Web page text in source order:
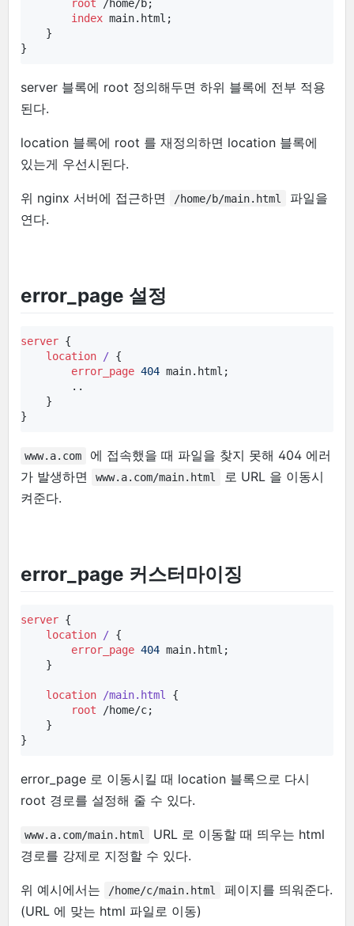
root /home/b;
index main.html;
    }
}
server 블록에 root 정의해두면 하위 블록에 전부 적용
된다.
location 블록에 root 를 재정의하면 location 블록에
있는게 우선시된다.
위 nginx 서버에 접근하면 /home/b/main.html
파일을
연다.
error_page 설정
server {
location
/ {
error_page 404 main.html;
        ..
    }
}
www.a.com
에 접속했을 때 파일을 찾지 못해 404 에러
가 발생하면
www.a.com/main.html
로 URL 을 이동시
켜준다.
error_page 커스터마이징
server {
location
/ {
error_page 404 main.html;
    }
location /main.html {
root /home/c;
    }
}
error_page 로 이동시킬 때 location 블록으로 다시
root 경로를 설정해 줄 수 있다.
www.a.com/main.html
URL 로 이동할 때 띄우는 html
경로를 강제로 지정할 수 있다.
위 예시에서는 /home/c/main.html
페이지를 띄워준다.
(URL 에 맞는 html 파일로 이동)